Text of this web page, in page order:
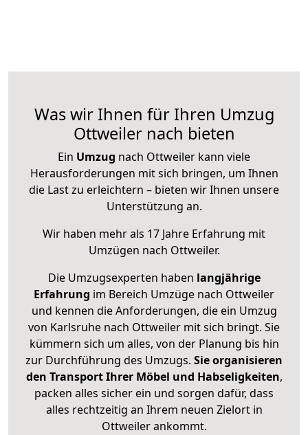
Was wir Ihnen für Ihren Umzug
Ottweiler nach bieten
Ein Umzug nach Ottweiler kann viele
Herausforderungen mit sich bringen, um Ihnen
die Last zu erleichtern – bieten wir Ihnen unsere
Unterstützung an.
Wir haben mehr als 17 Jahre Erfahrung mit
Umzügen nach Ottweiler.
Die Umzugsexperten haben langjährige
Erfahrung im Bereich Umzüge nach Ottweiler
und kennen die Anforderungen, die ein Umzug
von Karlsruhe nach Ottweiler mit sich bringt. Sie
kümmern sich um alles, von der Planung bis hin
zur Durchführung des Umzugs. Sie organisieren
den Transport Ihrer Möbel und Habseligkeiten,
packen alles sicher ein und sorgen dafür, dass
alles rechtzeitig an Ihrem neuen Zielort in
Ottweiler ankommt.